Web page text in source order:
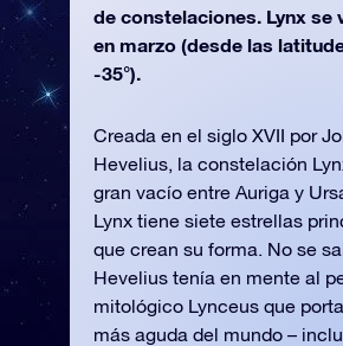
de constelaciones. Lynx se
en marzo (desde las
-35°).
Creada en el siglo XVII por
Hevelius, la constelación
gran vacío entre Auriga y
Lynx tiene siete estrellas
que crean su forma. No se
Hevelius tenía en mente al
mitológico Lynceus que
más aguda del mundo –